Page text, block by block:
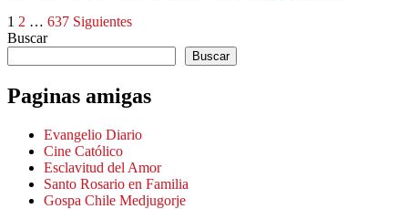
Paginación
de
1 2 … 637 Siguientes
Buscar
Buscar
Paginas amigas
Evangelio Diario
Cine Católico
Esclavitud del Amor
Santo Rosario en Familia
Gospa Chile Medjugorje